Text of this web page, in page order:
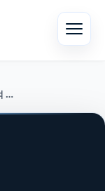
건축공사업 양도양수 — 시평 73억 + 5년 342억 (매물 2854)